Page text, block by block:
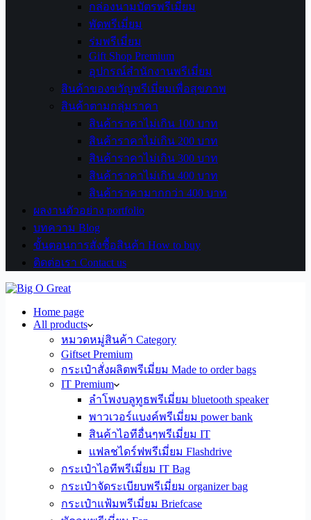
กล่องนามบัตรพรีเมี่ยม
พัดพรีเมี่ยม
ร่มพรีเมี่ยม
Gift Shop Premium
อุปกรณ์สำนักงานพรีเมี่ยม
สินค้าของขวัญพรีเมี่ยมเพื่อสุขภาพ
สินค้าตามกลุ่มราคา
สินค้าราคาไม่เกิน 100 บาท
สินค้าราคาไม่เกิน 200 บาท
สินค้าราคาไม่เกิน 300 บาท
สินค้าราคาไม่เกิน 400 บาท
สินค้าราคามากกว่า 400 บาท
ผลงานตัวอย่าง portfolio
บทความ Blog
ขั้นตอนการสั่งซื้อสินค้า How to buy
ติดต่อเรา Contact us
Home page
All products
หมวดหมู่สินค้า Category
Giftset Premium
กระเป๋าสั่งผลิตพรีเมี่ยม Made to order bags
IT Premium
ลำโพงบลูทูธพรีเมี่ยม bluetooth speaker
พาวเวอร์แบงค์พรีเมี่ยม power bank
สินค้าไอทีอื่นๆพรีเมี่ยม IT
แฟลชไดร์ฟพรีเมี่ยม Flashdrive
กระเป๋าไอทีพรีเมี่ยม IT Bag
กระเป๋าจัดระเบียบพรีเมี่ยม organizer bag
กระเป๋าแฟ้มพรีเมี่ยม Briefcase